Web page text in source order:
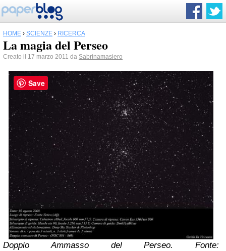
HOME › SCIENZE › RICERCA
La magia del Perseo
Creato il 17 marzo 2011 da Sabrinamasiero
Doppio Ammasso del Perseo. Fonte:
Save